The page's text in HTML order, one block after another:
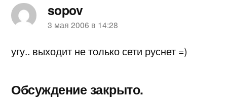
sopov
пишет:
3 мая 2006 в 14:28
угу.. выходит не только сети руснет =)
Обсуждение закрыто.